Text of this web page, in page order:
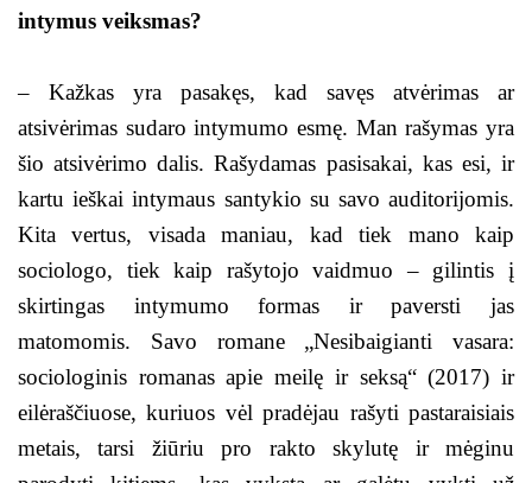
intymus veiksmas?
– Kažkas yra pasakęs, kad savęs atvėrimas ar
atsivėrimas sudaro intymumo esmę. Man rašymas yra
šio atsivėrimo dalis. Rašydamas pasisakai, kas esi, ir
kartu ieškai intymaus santykio su savo auditorijomis.
Kita vertus, visada maniau, kad tiek mano kaip
sociologo, tiek kaip rašytojo vaidmuo – gilintis į
skirtingas intymumo formas ir paversti jas
matomomis. Savo romane „Nesibaigianti vasara:
sociologinis romanas apie meilę ir seksą“ (2017) ir
eilėraščiuose, kuriuos vėl pradėjau rašyti pastaraisiais
metais, tarsi žiūriu pro rakto skylutę ir mėginu